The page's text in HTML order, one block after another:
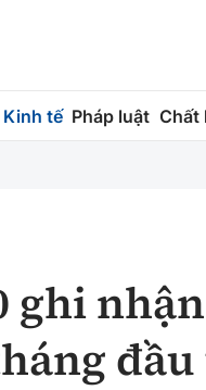
Kinh tế Pháp luật Chất
xây dựng
chất lượng
ghi